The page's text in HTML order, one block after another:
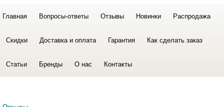
Главная Вопросы-ответы Отзывы Новинки Распродажа
Скидки Доставка и оплата Гарантия Как сделать заказ
Статьи Бренды О нас Контакты